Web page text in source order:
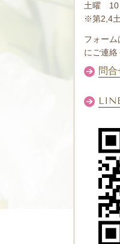
土曜 10
※第2,4
フォー
にご連絡
問